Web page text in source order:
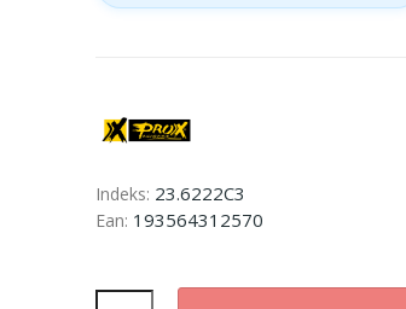
Indeks: 23.6222C3
Ean: 193564312570